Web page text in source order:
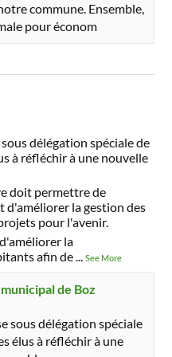
commune. Ensemble,
pour économ
délégation spéciale de
à réfléchir à une nouvelle
doit permettre de
d'améliorer la gestion des
pour l'avenir.
la
afin de...See More
de Boz
sous délégation spéciale
élus à réfléchir à une